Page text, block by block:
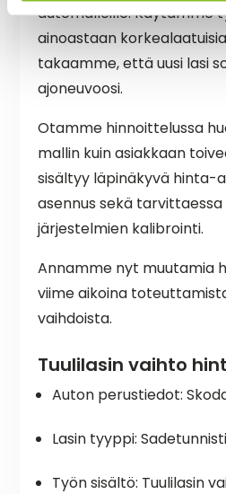
automalleille. Käytämme
ainoastaan
takaamme, että uusi lasi
ajoneuvoosi.
Otamme hinnoittelussa
mallin kuin asiakkaan
sisältyy läpinäkyvä hinta-
asennus sekä tarvittaessa
järjestelmien kalibrointi.
Annamme nyt muutamia
viime aikoina
vaihdoista.
Tuulilasin vaihto
Auton perustiedot:
Lasin tyyppi:
Työn sisältö: Tuulilasin